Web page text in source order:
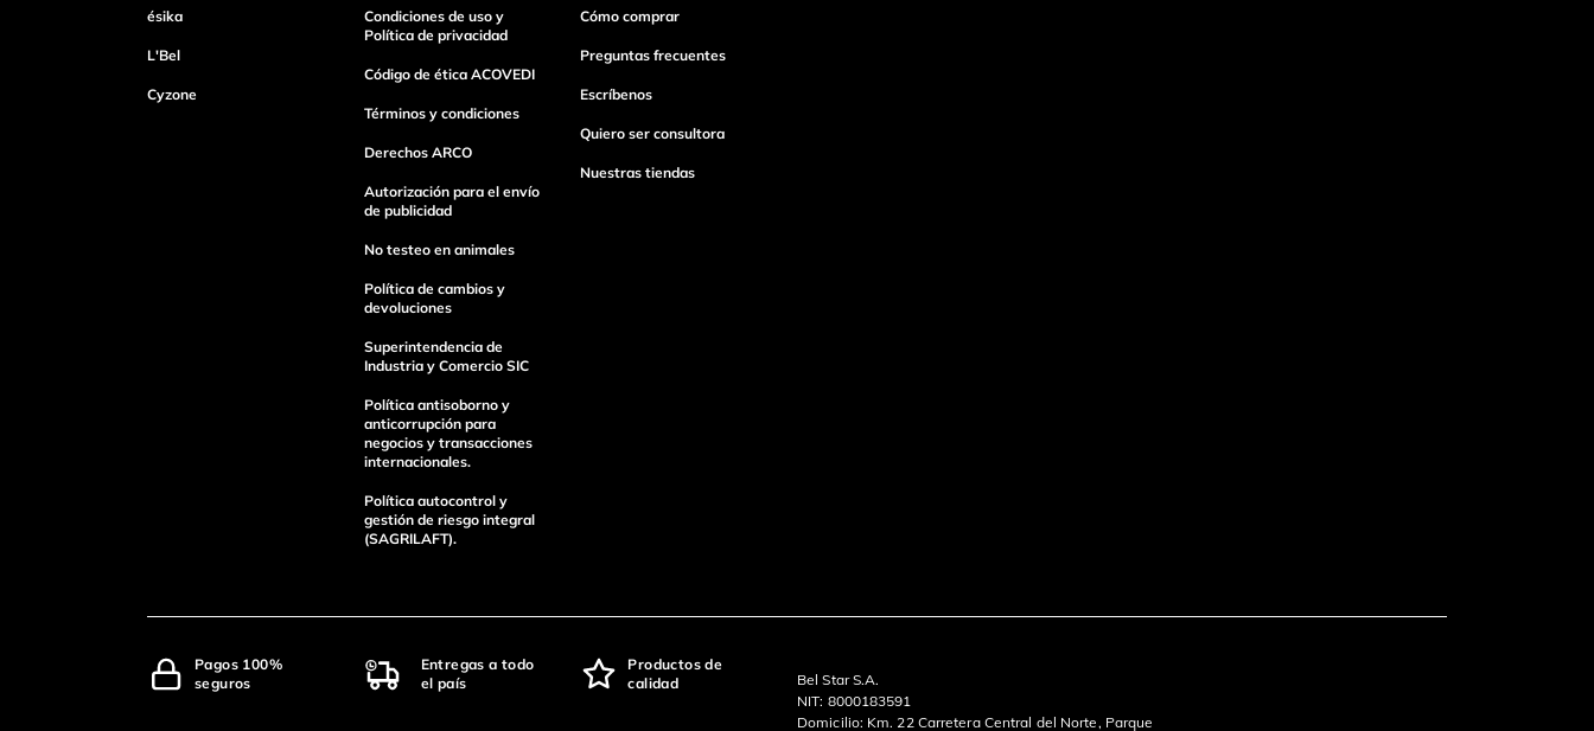
Tu nombre
Enviar Comentario
ésika
L'Bel
Cyzone
Condiciones de uso y
Política de privacidad
Código de ética ACOVEDI
Términos y condiciones
Derechos ARCO
Autorización para el envío
de publicidad
No testeo en animales
Política de cambios y
devoluciones
Superintendencia de
Industria y Comercio SIC
Política antisoborno y
anticorrupción para
negocios y transacciones
internacionales.
Política autocontrol y
gestión de riesgo integral
(SAGRILAFT).
Cómo comprar
Preguntas frecuentes
Escríbenos
Quiero ser consultora
Nuestras tiendas
Pagos 100%
seguros
Entregas a todo
el país
Productos de
calidad
Bel Star S.A.
NIT: 8000183591
Domicilio: Km. 22 Carretera Central del Norte, Parque